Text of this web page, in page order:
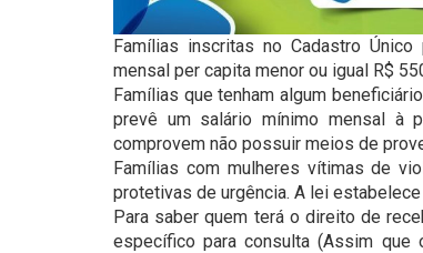
Famílias inscritas no Cadastro
mensal per capita menor ou igual R$
Famílias que tenham algum
prevê um salário mínimo mensal à
comprovem não possuir meios de
Famílias com mulheres vítimas de
protetivas de urgência. A lei
Para saber quem terá o direito de
específico para consulta (Assim que